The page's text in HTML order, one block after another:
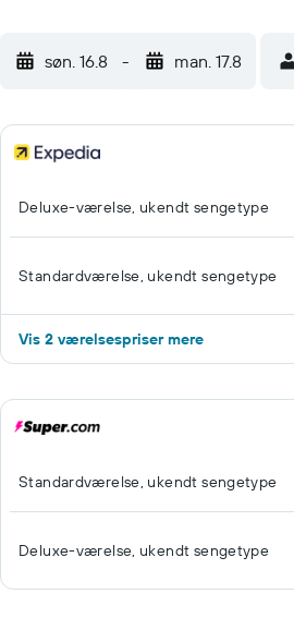
søn. 16.8 - man. 17.8
Deluxe-værelse, ukendt sengetype
Standardværelse, ukendt sengetype
Vis 2 værelsespriser mere
Standardværelse, ukendt sengetype
Deluxe-værelse, ukendt sengetype